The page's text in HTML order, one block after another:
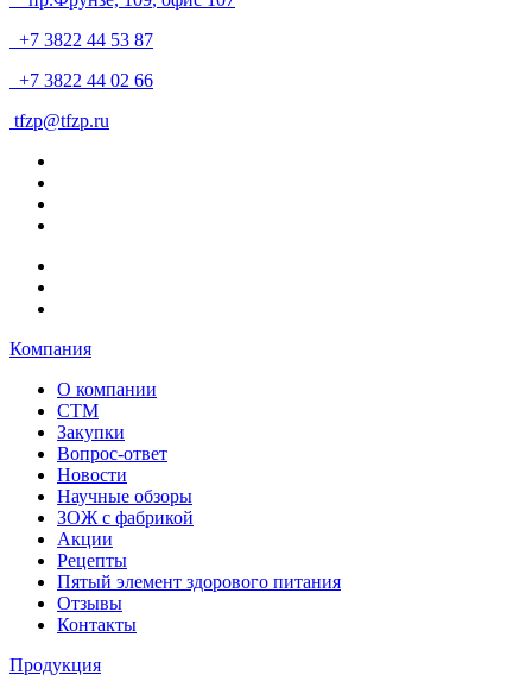
+7 3822 44 53 87
+7 3822 44 02 66
tfzp@tfzp.ru
Компания
О компании
СТМ
Закупки
Вопрос-ответ
Новости
Научные обзоры
ЗОЖ с фабрикой
Акции
Рецепты
Пятый элемент здорового питания
Отзывы
Контакты
Продукция